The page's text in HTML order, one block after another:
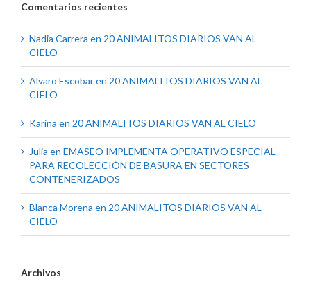
Comentarios recientes
Nadia Carrera en 20 ANIMALITOS DIARIOS VAN AL
CIELO
Alvaro Escobaren 20 ANIMALITOS DIARIOS VAN AL
CIELO
Karina en 20 ANIMALITOS DIARIOS VAN AL CIELO
Julia en EMASEO IMPLEMENTA OPERATIVO ESPECIAL
PARA RECOLECCIÓN DE BASURA EN SECTORES
CONTENERIZADOS
Blanca Morena en 20 ANIMALITOS DIARIOS VAN AL
CIELO
Archivos